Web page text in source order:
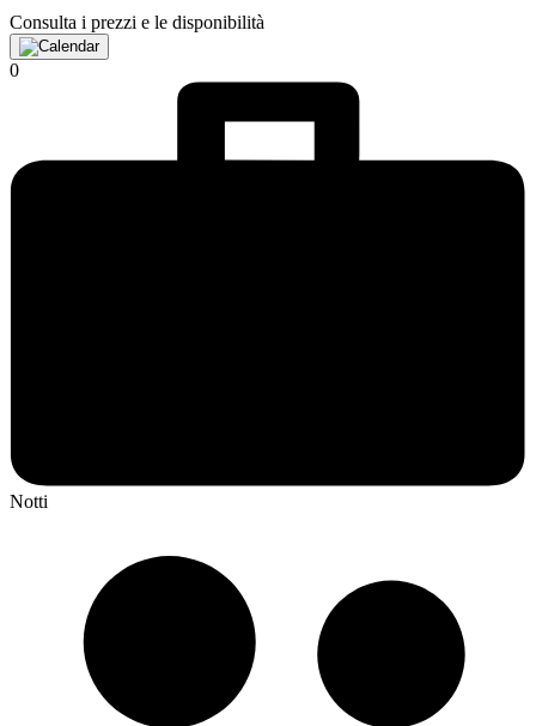
Consulta i prezzi e le disponibilità
0
Notti